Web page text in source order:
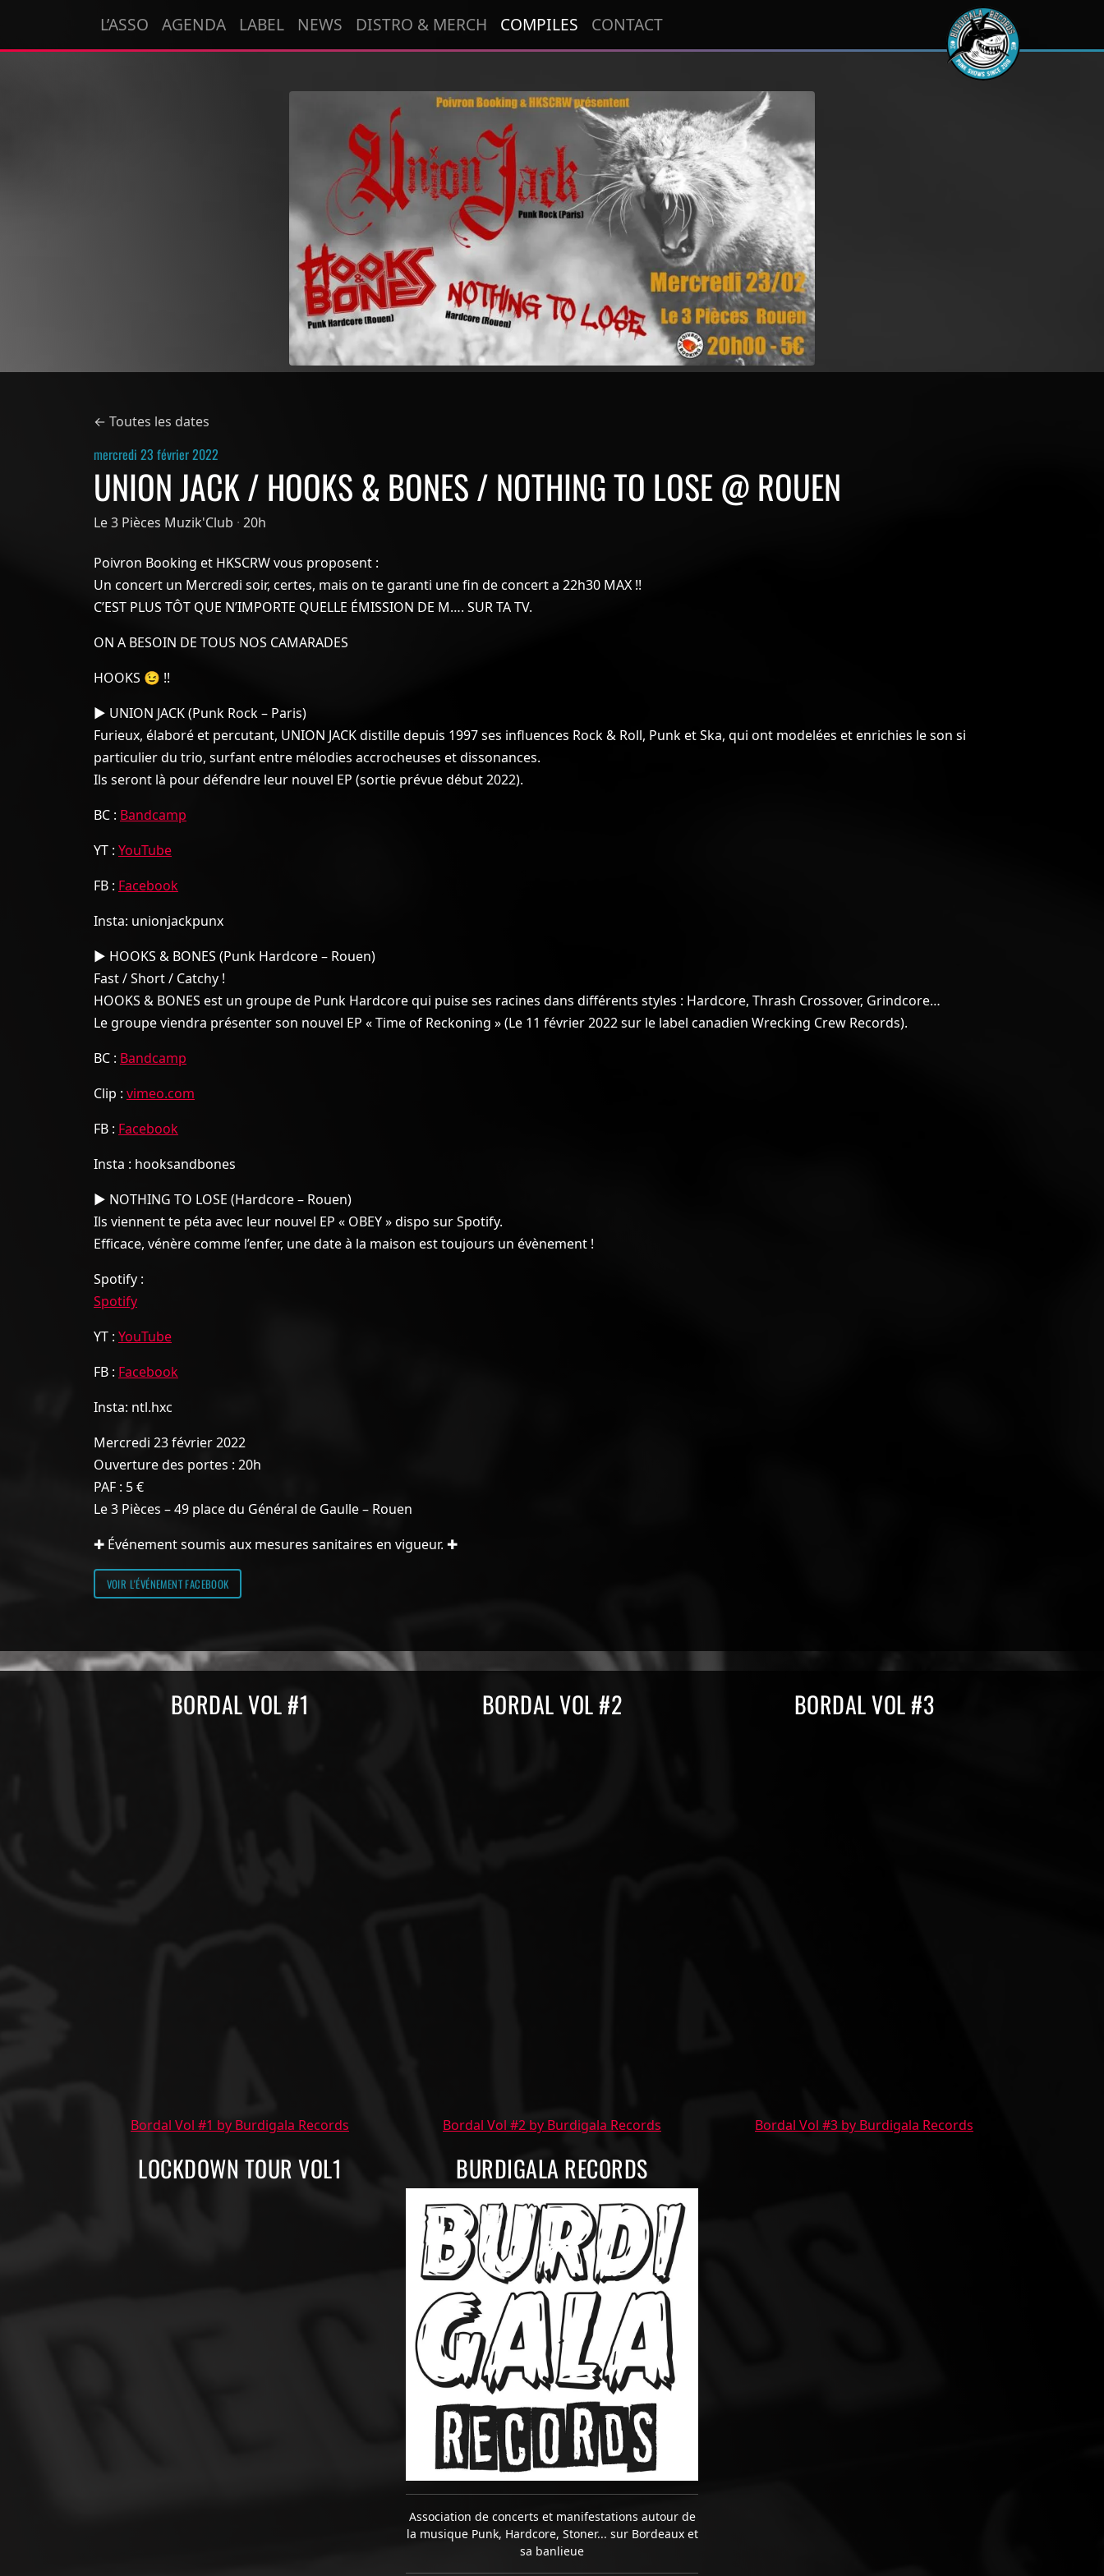
Navigation principale
L’ASSO AGENDA LABEL NEWS DISTRO & MERCH COMPILES CONTACT
← Toutes les dates
mercredi 23 février 2022
UNION JACK / HOOKS & BONES / NOTHING TO LOSE @ ROUEN
Le 3 Pièces Muzik'Club · 20h
Poivron Booking et HKSCRW vous proposent :
Un concert un Mercredi soir, certes, mais on te garanti une fin de concert a 22h30 MAX !!
C’EST PLUS TÔT QUE N’IMPORTE QUELLE ÉMISSION DE M…. SUR TA TV.
ON A BESOIN DE TOUS NOS CAMARADES
HOOKS 😉 !!
▶︎ UNION JACK (Punk Rock – Paris)
Furieux, élaboré et percutant, UNION JACK distille depuis 1997 ses influences Rock & Roll, Punk et Ska, qui ont modelées et enrichies le son si
particulier du trio, surfant entre mélodies accrocheuses et dissonances.
Ils seront là pour défendre leur nouvel EP (sortie prévue début 2022).
BC : Bandcamp
YT : YouTube
FB : Facebook
Insta: unionjackpunx
▶︎ HOOKS & BONES (Punk Hardcore – Rouen)
Fast / Short / Catchy !
HOOKS & BONES est un groupe de Punk Hardcore qui puise ses racines dans différents styles : Hardcore, Thrash Crossover, Grindcore…
Le groupe viendra présenter son nouvel EP « Time of Reckoning » (Le 11 février 2022 sur le label canadien Wrecking Crew Records).
BC : Bandcamp
Clip : vimeo.com
FB : Facebook
Insta : hooksandbones
▶︎ NOTHING TO LOSE (Hardcore – Rouen)
Ils viennent te péta avec leur nouvel EP « OBEY » dispo sur Spotify.
Efficace, vénère comme l’enfer, une date à la maison est toujours un évènement !
Spotify :
Spotify
YT : YouTube
FB : Facebook
Insta: ntl.hxc
Mercredi 23 février 2022
Ouverture des portes : 20h
PAF : 5 €
Le 3 Pièces – 49 place du Général de Gaulle – Rouen
✚ Événement soumis aux mesures sanitaires en vigueur. ✚
VOIR L'ÉVÉNEMENT FACEBOOK
Compilations Burdigala Records
BORDAL VOL #1
Bordal Vol #1 by Burdigala Records
BORDAL VOL #2
Bordal Vol #2 by Burdigala Records
BORDAL VOL #3
Bordal Vol #3 by Burdigala Records
LOCKDOWN TOUR VOL1 BURDIGALA RECORDS
Association de concerts et manifestations autour de
la musique Punk, Hardcore, Stoner... sur Bordeaux et
sa banlieue